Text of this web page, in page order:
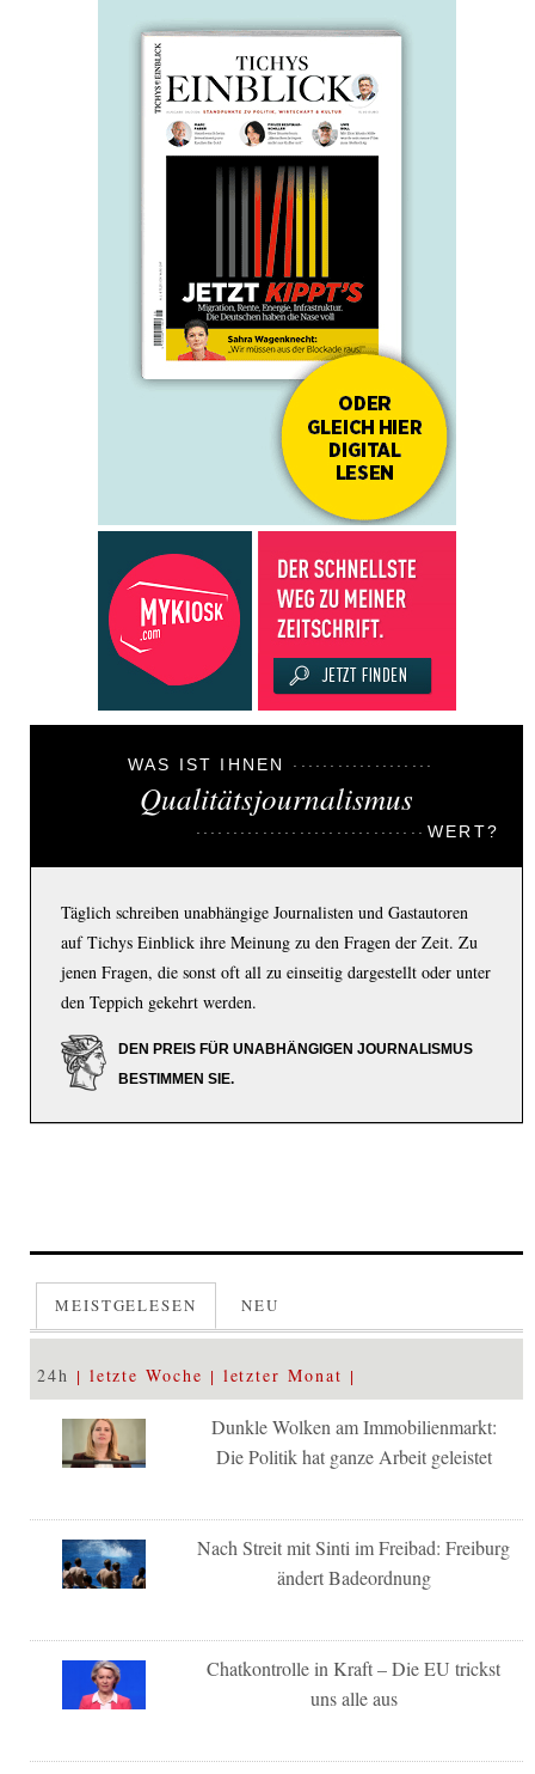
WAS IST IHNEN
Qualitätsjournalismus
WERT?
Täglich schreiben unabhängige Journalisten und Gastautoren
auf Tichys Einblick ihre Meinung zu den Fragen der Zeit. Zu
jenen Fragen, die sonst oft all zu einseitig dargestellt oder unter
den Teppich gekehrt werden.
DEN PREIS FÜR UNABHÄNGIGEN JOURNALISMUS
BESTIMMEN SIE.
MEISTGELESEN NEU
24h letzte Woche letzter Monat
Dunkle Wolken am Immobilienmarkt:
Die Politik hat ganze Arbeit geleistet
Nach Streit mit Sinti im Freibad: Freiburg
ändert Badeordnung
Chatkontrolle in Kraft – Die EU trickst
uns alle aus